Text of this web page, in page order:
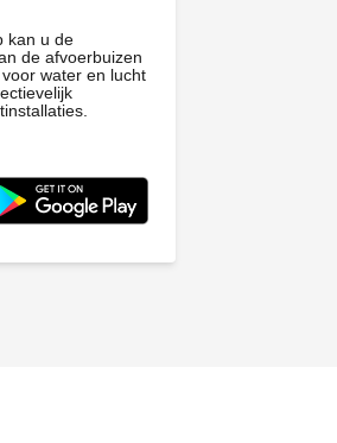
kan u de
de afvoerbuizen
water en lucht